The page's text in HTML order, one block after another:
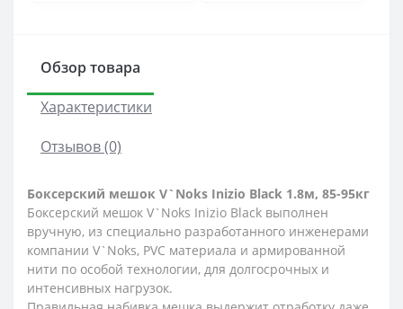
Обзор товара
Характеристики
Отзывов (0)
Боксерский мешок V`Noks Inizio Black 1.8м, 85-95кг
Боксерский мешок V`Noks Inizio Black выполнен
вручную, из специально разработанного инженерами
компании V`Noks, PVC материала и армированной
нити по особой технологии, для долгосрочных и
интенсивных нагрузок.